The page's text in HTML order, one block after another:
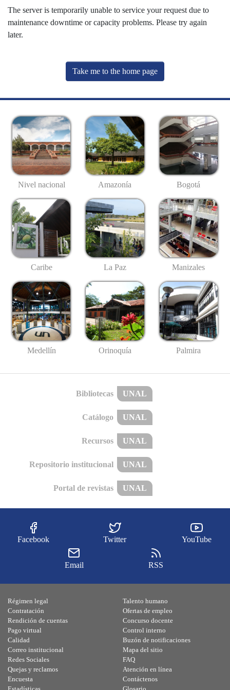
The server is temporarily unable to service your request due to
maintenance downtime or capacity problems. Please try again
later.
Take me to the home page
Nivel nacional Amazonía Bogotá
Caribe La Paz Manizales
Medellín Orinoquía Palmira
Bibliotecas UNAL
Catálogo UNAL
Recursos UNAL
Repositorio institucional UNAL
Portal de revistas UNAL
Facebook Twitter YouTube
Email RSS
Régimen legal
Contratación
Rendición de cuentas
Pago virtual
Calidad
Talento humano
Ofertas de empleo
Concurso docente
Control interno
Buzón de notificaciones
Correo institucional
Redes Sociales
Quejas y reclamos
Encuesta
Mapa del sitio
FAQ
Atención en línea
Contáctenos